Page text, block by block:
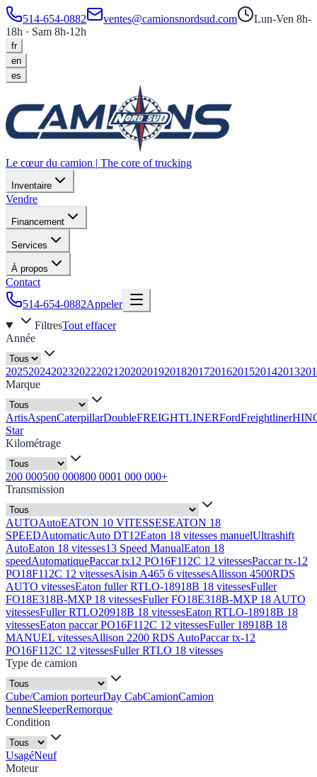
514-654-0882 ventes@camionsnordsud.com
Lun-Ven 8h-
18h · Sam 8h-12h
fr
en
es
Le cœur du camion | The core of trucking
Inventaire
Vendre
Financement
Services
À propos
Contact
514-654-0882Appeler
FiltresTout effacer
Année
20252024202320222021 20202019201820172016201520142013
Marque
ArtisAspenCaterpillarDoubleFREIGHTLINERFordFreightliner
Star
Kilométrage
200 000500 000800 0001 000 000+
Transmission
AUTOAutoEATON 10 VITESSESEATON 18
SPEEDAutomaticAuto DT12Eaton 18 vitesses manuelUltrashift
AutoEaton 18 vitesses13 Speed ManualEaton 18
speedAutomatiquePaccar tx12 PO16F112C 12 vitessesPaccar tx-12
PO18F112C 12 vitessesAisin A465 6 vitessesAllisson 4500RDS
AUTO vitessesEaton fuller RTLO-18918B 18 vitessesFuller
FO18E318B-MXP 18 vitessesFuller FO18E318B-MXP 18 AUTO
vitessesFuller RTLO20918B 18 vitessesEaton RTLO-18918B 18
vitessesEaton paccar PO16F112C 12 vitessesFuller 18918B 18
MANUEL vitessesAllison 2200 RDS AutoPaccar tx-12
PO16F112C 12 vitessesFuller RTLO 18 vitesses
Type de camion
Cube/Camion porteurDay CabCamionCamion
benneSleeperRemorque
Condition
UsagéNeuf
Moteur